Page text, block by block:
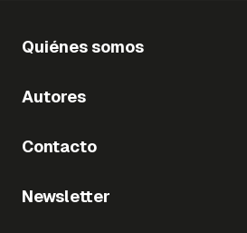
Quiénes somos
Autores
Contacto
Newsletter